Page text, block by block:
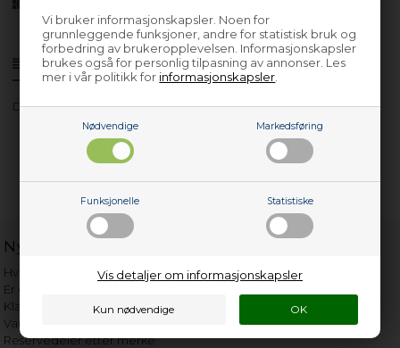
Vi bruker informasjonskapsler. Noen for
grunnleggende funksjoner, andre for statistisk bruk og
forbedring av brukeropplevelsen. Informasjonskapsler
brukes også for personlig tilpasning av annonser. Les
mer i vår politikk for informasjonskapsler
Nødvendige Markedsføring
Funksjonelle Statistiske
Vis detaljer om informasjonskapsler
Produktinfo Spørsmål om varen?
DF610E-4
Nyttige lenker
Hvor gammelt er apparatet mitt?
Er det verdt å reparere?
Klage på bassengrobot
Vannets hardhetsgrad
Reservedeler etter merke